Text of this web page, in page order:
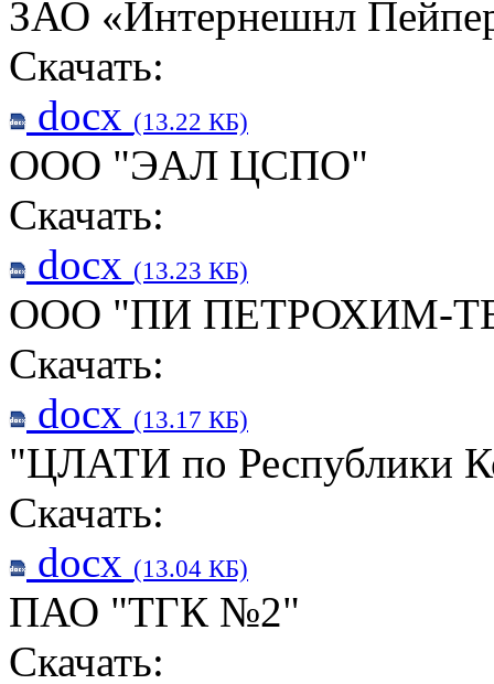
ЗАО «Интернешнл
Скачать:
docx (13.22 КБ)
ООО "ЭАЛ ЦСПО"
Скачать:
docx (13.23 КБ)
ООО "ПИ ПЕТРОХИМ-
Скачать:
docx (13.17 КБ)
"ЦЛАТИ по Республики
Скачать:
docx (13.04 КБ)
ПАО "ТГК №2"
Скачать: